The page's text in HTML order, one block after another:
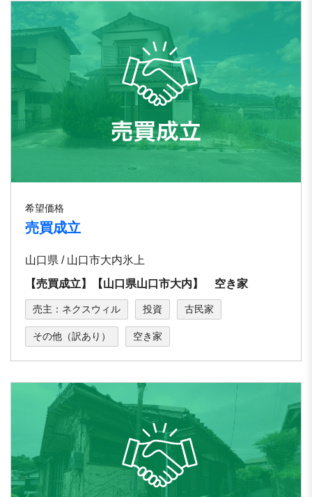
希望価格
売買成立
山口県 / 山口市大内氷上
【売買成立】【山口県山口市大内】 空き家
売主：ネクスウィル 投資 古民家
その他（訳あり） 空き家